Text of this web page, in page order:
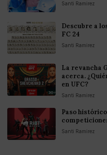
Santi Ramirez
Descubre a
FC 24
Santi Ramirez
La revancha
acerca.
en UFC?
Santi Ramirez
Paso
Santi Ramirez